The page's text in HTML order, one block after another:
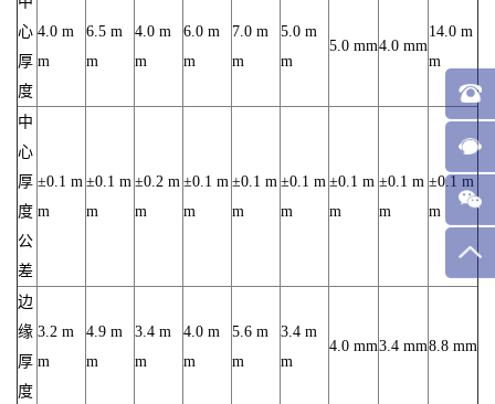
心
厚
度
4.0 m
m
6.5 m
m
4.0 m
m
6.0 m
m
7.0 m
m
5.0 m
m
5.0 mm4.0 mm
14.0 m
m
中
心
厚
度
公
差
±0.1 m
m
±0.1 m
m
±0.2 m
m
±0.1 m
m
±0.1 m
m
±0.1 m
m
±0.1 m
m
±0.1 m
m
±0.1 m
m
边
缘
厚
度
3.2 m
m
4.9 m
m
3.4 m
m
4.0 m
m
5.6 m
m
3.4 m
m
4.0 mm3.4 mm8.8 mm